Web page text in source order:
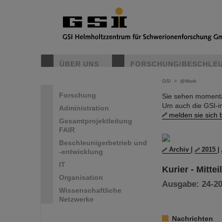
ÜBER UNS FORSCHUNG/
Forschung
Administration
Gesamtprojektleitung
FAIR
Beschleunigerbetrieb und
-entwicklung
IT
Organisation
Wissenschaftliche
Netzwerke
GSI > @Work
Sie sehen
Um auch die GSI-
melden sie sich
Archiv 2015
Kurier -
Ausgabe: 24-
Nachrichten